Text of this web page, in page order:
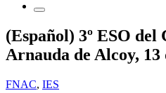
(Español) 3º ESO del
Arnauda de Alcoy, 13
FNAC, IES